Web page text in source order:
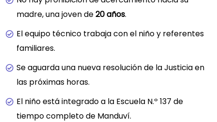
madre, una joven de20 años.
El equipo técnico trabaja con el niño y referentes
familiares.
Se aguarda una nueva resolución de la Justicia en
las próximas horas.
El niño está integrado a la Escuela N.º 137 de
tiempo completo de Manduví.